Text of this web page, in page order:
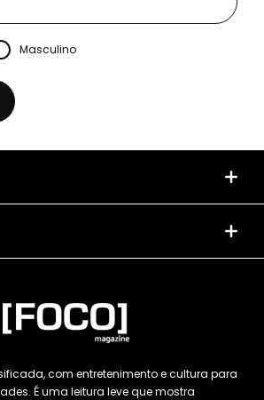
Masculino
com entretenimento e cultura para
É uma leitura leve que mostra